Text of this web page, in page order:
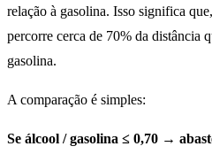
relação à gasolina. Isso significa
percorre cerca de 70% da distância
gasolina.
A comparação é simples:
Se álcool / gasolina ≤ 0,70 →